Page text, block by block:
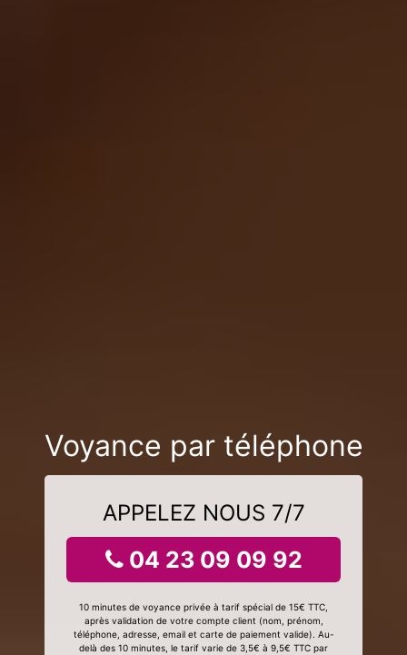
Voyance par téléphone
APPELEZ NOUS 7/7
04 23 09 09 92
10 minutes de voyance privée à tarif spécial de 15€ TTC,
après validation de votre compte client (nom, prénom,
téléphone, adresse, email et carte de paiement valide). Au-
delà des 10 minutes, le tarif varie de 3,5€ à 9,5€ TTC par